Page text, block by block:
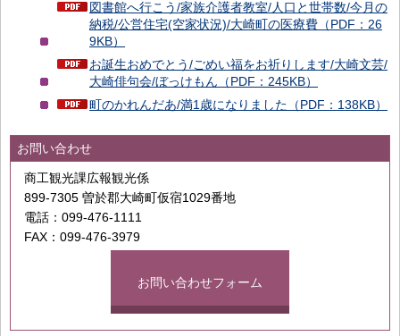
図書館へ行こう/家族介護者教室/人口と世帯数/今月の
納税/公営住宅(空家状況)/大崎町の医療費（PDF：26
9KB）
お誕生おめでとう/ごめい福をお祈りします/大崎文芸/
大崎俳句会/ぼっけもん（PDF：245KB）
町のかれんだあ/満1歳になりました（PDF：138KB）
お問い合わせ
商工観光課広報観光係
899-7305 曽於郡大崎町仮宿1029番地
電話：099-476-1111
FAX：099-476-3979
お問い合わせフォーム